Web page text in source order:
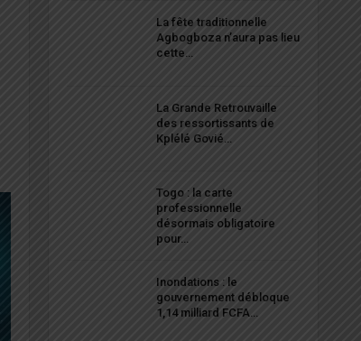
La fête traditionnelle
Agbogboza n’aura pas lieu
cette…
La Grande Retrouvaille
des ressortissants de
Kplélé Govié…
Togo : la carte
professionnelle
désormais obligatoire
pour…
Inondations : le
gouvernement débloque
1,14 milliard FCFA…